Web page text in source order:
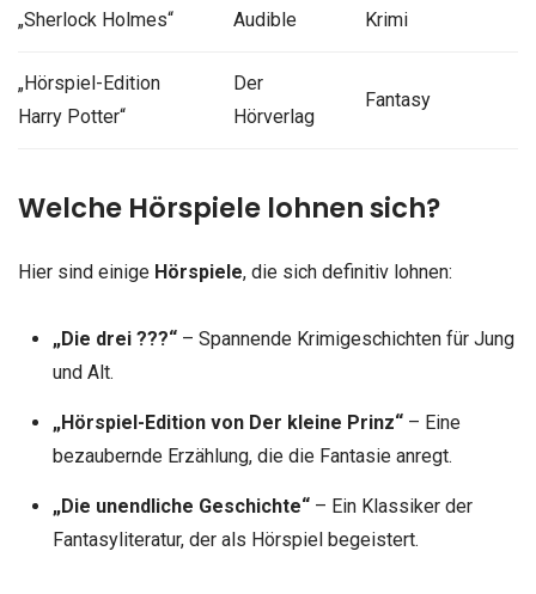
„Sherlock Holmes“ Audible Krimi
„Hörspiel-Edition
Harry Potter“
Der
Hörverlag
Fantasy
Welche Hörspiele lohnen sich?
Hier sind einige Hörspiele, die sich definitiv lohnen:
„Die drei ???“– Spannende Krimigeschichten für Jung
und Alt.
„Hörspiel-Edition von Der kleine Prinz“– Eine
bezaubernde Erzählung, die die Fantasie anregt.
„Die unendliche Geschichte“– Ein Klassiker der
Fantasyliteratur, der als Hörspiel begeistert.